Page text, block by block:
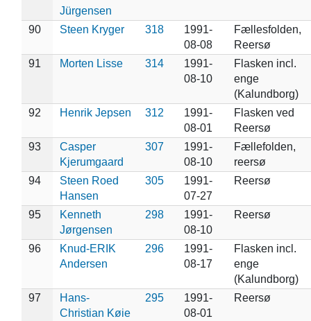
Jürgensen
90 Steen Kryger 318
1991-
08-08
Fællesfolden,
Reersø
91
Morten Lisse 314
1991-
08-10
Flasken incl.
enge
(Kalundborg)
92
Henrik Jepsen 312
1991-
08-01
Flasken ved
Reersø
93
Casper
Kjerumgaard
307
1991-
08-10
Fællefolden,
reersø
94
Steen Roed
Hansen
305
1991-
07-27
Reersø
95
Kenneth
Jørgensen
298
1991-
08-10
Reersø
96
Knud-ERIK
Andersen
296
1991-
08-17
Flasken incl.
enge
(Kalundborg)
97
Hans-
Christian Køie
295
1991-
08-01
Reersø